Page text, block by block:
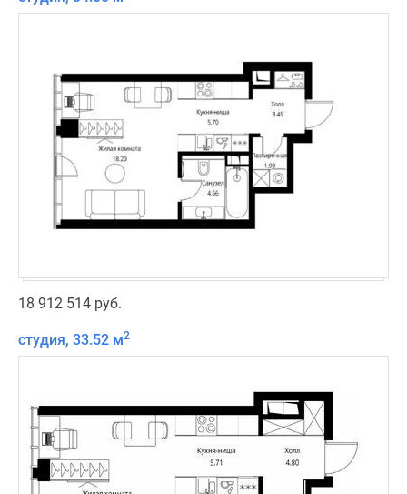
18 912 514 руб.
студия, 33.52 м2